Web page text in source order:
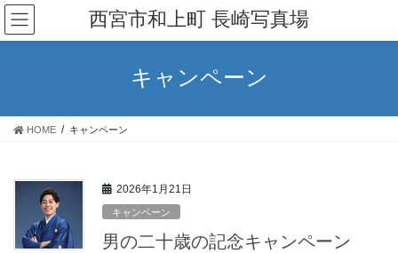
コ
ン
テ
ス
ナ
ビ
ゲ
ン
西宮市和上町 長崎写真場
キャンペーン
HOME キャンペーン
2026年1月21日
キャンペーン
男の二十歳の記念キャンペーン